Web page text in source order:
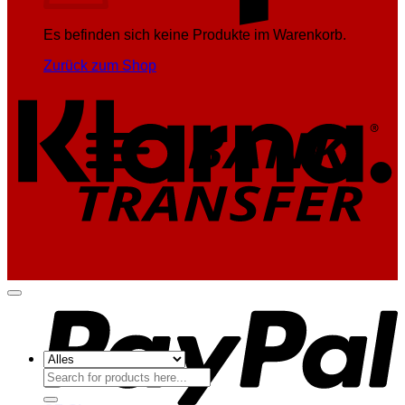
Es befinden sich keine Produkte im Warenkorb.
Zurück zum Shop
Suchen
nach: